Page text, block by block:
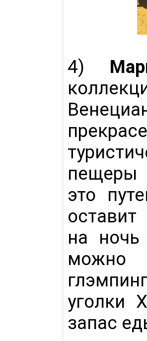
4)
пещеры
это
на ночь
можно
уголки
запас